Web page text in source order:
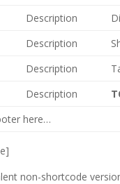
Description
Description
Description
Description
here…
non-shortcode